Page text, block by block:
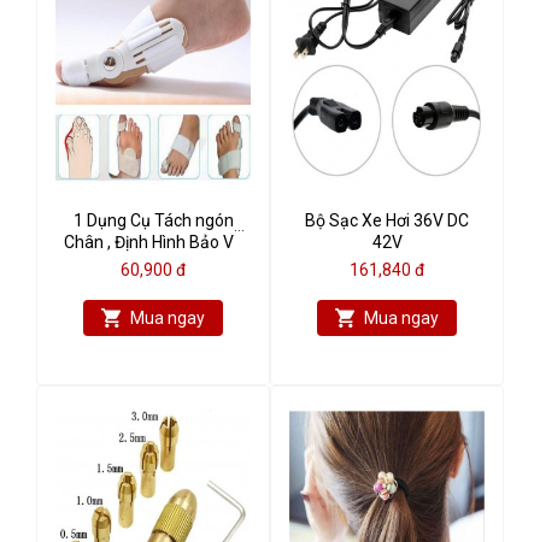
1 Dụng Cụ Tách ngón
Chân , Định Hình Bảo Vệ
Ngón Chân (14cm)
60,900 đ
Mua ngay
Bộ Sạc Xe Hơi 36V DC
42V
161,840 đ
Mua ngay